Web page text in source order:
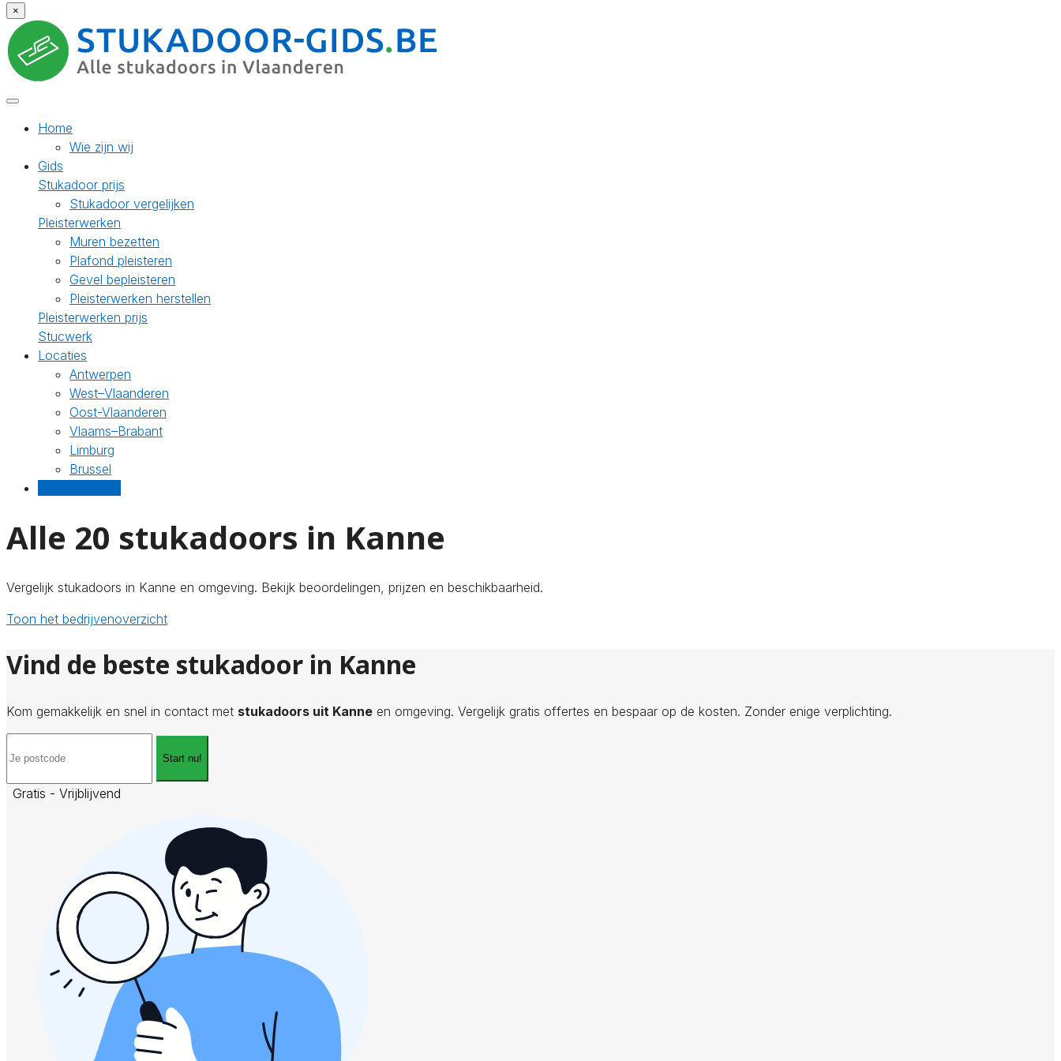
×
Home
Wie zijn wij
Gids
Stukadoor prijs
Stukadoor vergelijken
Pleisterwerken
Muren bezetten
Plafond pleisteren
Gevel bepleisteren
Pleisterwerken herstellen
Pleisterwerken prijs
Stucwerk
Locaties
Antwerpen
West–Vlaanderen
Oost-Vlaanderen
Vlaams–Brabant
Limburg
Brussel
Alle 20 stukadoors in Kanne
Vergelijk stukadoors in Kanne en omgeving. Bekijk beoordelingen, prijzen en beschikbaarheid.
Toon het bedrijvenoverzicht
Vind de beste stukadoor in Kanne
Kom gemakkelijk en snel in contact met stukadoors uit Kanne en omgeving. Vergelijk gratis offertes en bespaar op de kosten. Zonder enige verplichting.
Start nu!
Gratis - Vrijblijvend